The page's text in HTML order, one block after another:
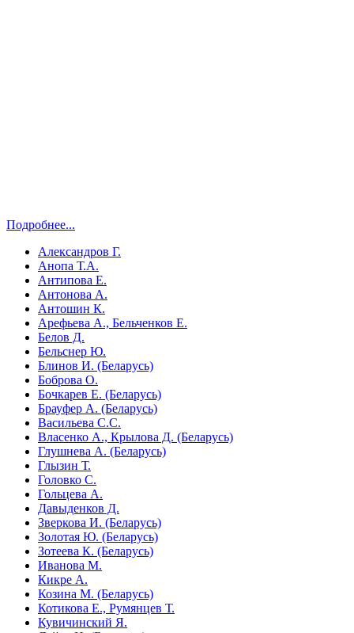
Подробнее...
Александров Г.
Анопа Т.А.
Антипова Е.
Антонова А.
Антошин К.
Арефьева А., Бельченков Е.
Белов Д.
Бельснер Ю.
Блинов И. (Беларусь)
Боброва О.
Бочкарев Е. (Беларусь)
Брауфер А. (Беларусь)
Васильева С.С.
Власенко А., Крылова Д. (Беларусь)
Глушнева А. (Беларусь)
Глызин Т.
Головко С.
Гольцева А.
Давыденков Д.
Зверкова И. (Беларусь)
Золотая Ю. (Беларусь)
Зотеева К. (Беларусь)
Иванова М.
Кикре А.
Козина М. (Беларусь)
Котикова Е., Румянцев Т.
Кувичинский Я.